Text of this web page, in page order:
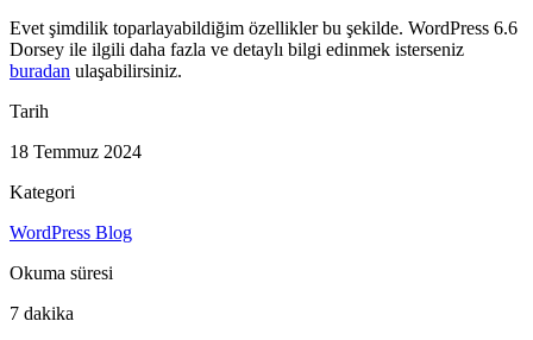
Evet şimdilik toparlayabildiğim özellikler bu şekilde. WordPress 6.6
Dorsey ile ilgili daha fazla ve detaylı bilgi edinmek isterseniz
buradan ulaşabilirsiniz.
Tarih
18 Temmuz 2024
Kategori
WordPress Blog
Okuma süresi
7 dakika